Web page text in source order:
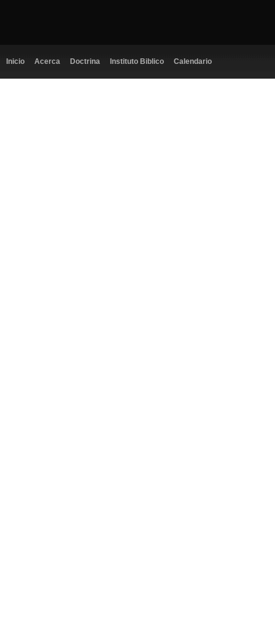
Inicio Acerca Doctrina Instituto Biblico Calendario